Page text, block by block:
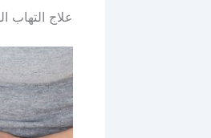
علاج التهاب